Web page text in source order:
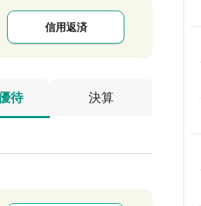
信用返済
待 決算